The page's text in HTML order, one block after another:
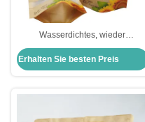
Wasserdichtes, wieder
verschließbares Ziplock-Kraft-
Stand-up-Taschen mit Fenster für
Sonnenblumenkerne
Erhalten Sie besten Preis